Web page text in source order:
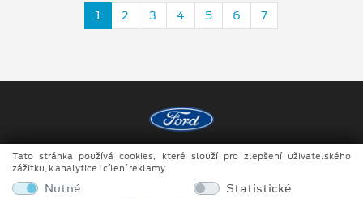
1 2 3 4 5 6 7
Copyright ©2026 DOKAR, spol. s r.o.
Obchodní podmínky
Tato stránka používá cookies, které slouží pro zlepšení uživatelského
zážitku, k analytice i cílení reklamy.
Nutné
Statistické